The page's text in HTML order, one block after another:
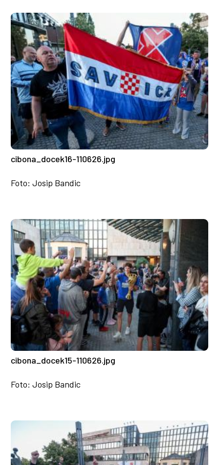
cibona_docek16-110626.jpg
Foto: Josip Bandic
cibona_docek15-110626.jpg
Foto: Josip Bandic